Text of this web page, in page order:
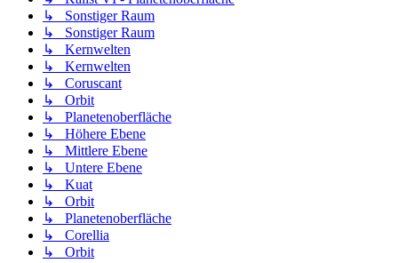
↳ Sonstiger Raum
↳ Sonstiger Raum
↳ Kernwelten
↳ Kernwelten
↳ Coruscant
↳ Orbit
↳ Planetenoberfläche
↳ Höhere Ebene
↳ Mittlere Ebene
↳ Untere Ebene
↳ Kuat
↳ Orbit
↳ Planetenoberfläche
↳ Corellia
↳ Orbit